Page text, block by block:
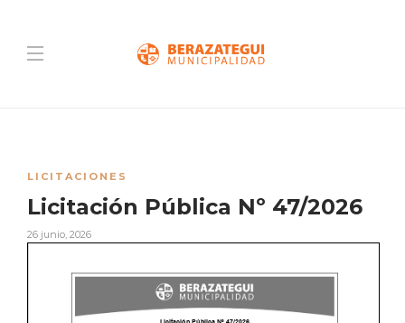
LICITACIONES
Licitación Pública Nº 47/2026
26 junio, 2026